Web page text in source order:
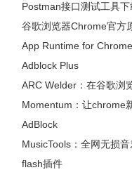
Postman接口测试工具
谷歌浏览器Chrome官方
App Runtime for
Adblock Plus
ARC Welder：在谷歌浏
Momentum：让chrome
AdBlock
​MusicTools：全网无损
flash插件